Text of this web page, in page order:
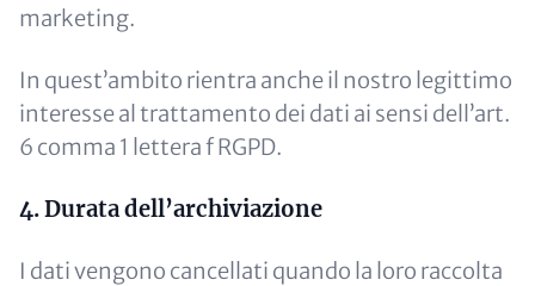
marketing.
In quest’ambito rientra anche il nostro legittimo
interesse al trattamento dei dati ai sensi dell’art.
6 comma 1 lettera f RGPD.
4. Durata dell’archiviazione
I dati vengono cancellati quando la loro raccolta